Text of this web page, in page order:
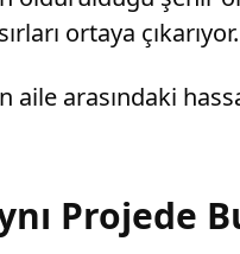
ortaya çıkarıyor.
arasındaki
Projede